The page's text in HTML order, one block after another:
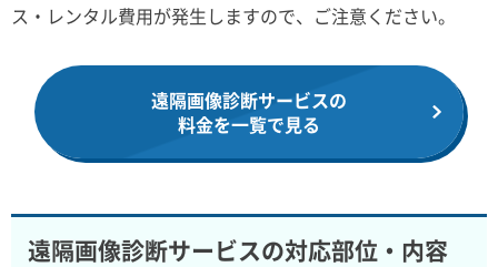
ス・レンタル費用が発生しますので、ご注意ください。
遠隔画像診断サービスの
料金を一覧で見る
遠隔画像診断サービスの対応部位・内容